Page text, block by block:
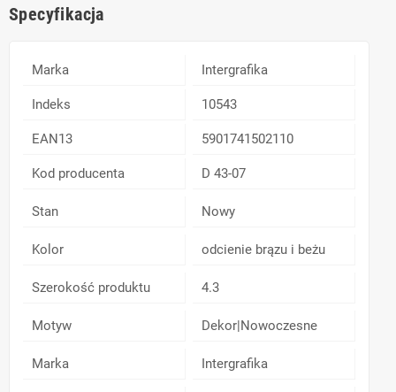
Specyfikacja
Marka Intergrafika
Indeks 10543
EAN13 5901741502110
Kod producenta D 43-07
Stan Nowy
Kolor odcienie brązu i beżu
Szerokość produktu 4.3
Motyw Dekor|Nowoczesne
Marka Intergrafika